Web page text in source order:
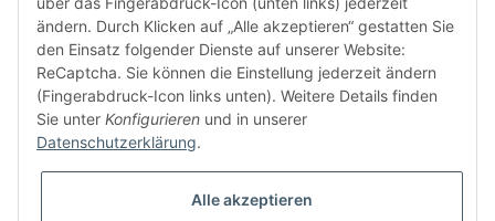
Vertrag widerrufen
ändern. Durch Klicken auf „Alle akzeptieren“ gestatten Sie
den Einsatz folgender Dienste auf unserer Website:
ReCaptcha. Sie können die Einstellung jederzeit ändern
(Fingerabdruck-Icon links unten). Weitere Details finden
Sie unter Konfigurieren und in unserer
Datenschutzerklärung.
Alle akzeptieren